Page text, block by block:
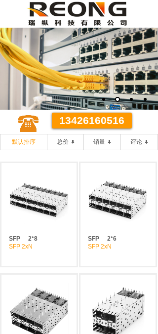
某某代理有限公司
优质 **
优质的客户服务 **的办事效率
13426160516
默认排序 总价 销量 评论
SFP
2*8
SFP 2xN
SFP
2*6
SFP 2xN